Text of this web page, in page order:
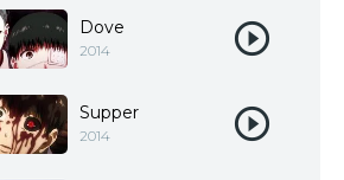
Dove
2014
Supper
2014